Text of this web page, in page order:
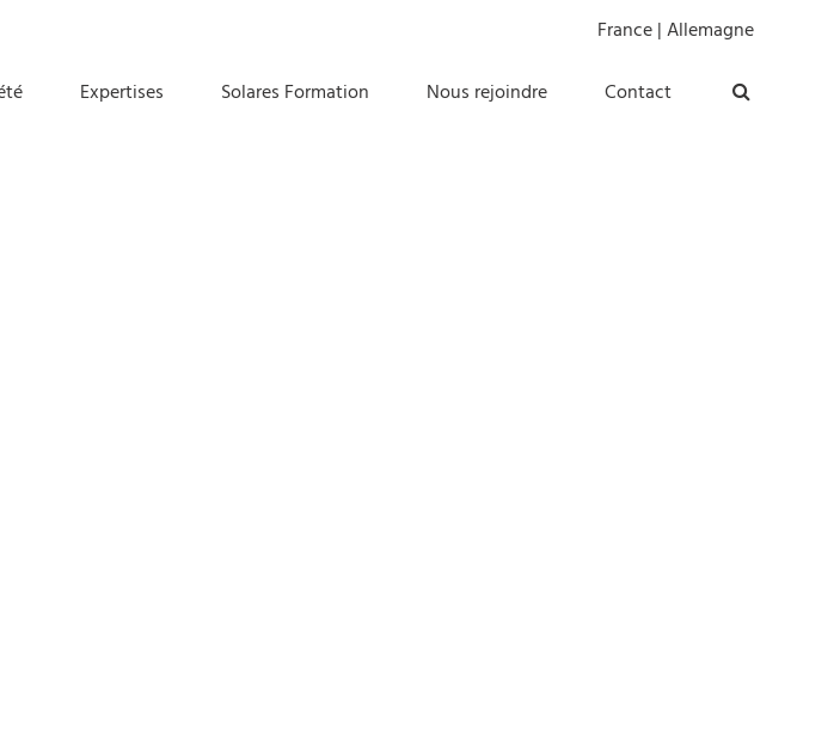
France|Allemagne
Expertises Solares Formation Nous rejoindre Contact